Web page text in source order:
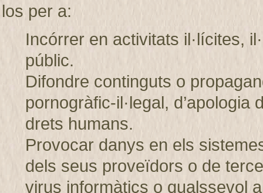
los per a:
Incórrer en activitats il·lícites,
públic.
Difondre continguts o
pornogràfic-il·legal,
drets humans.
Provocar danys en els
dels seus proveïdors o de
virus informàtics o qualssevol